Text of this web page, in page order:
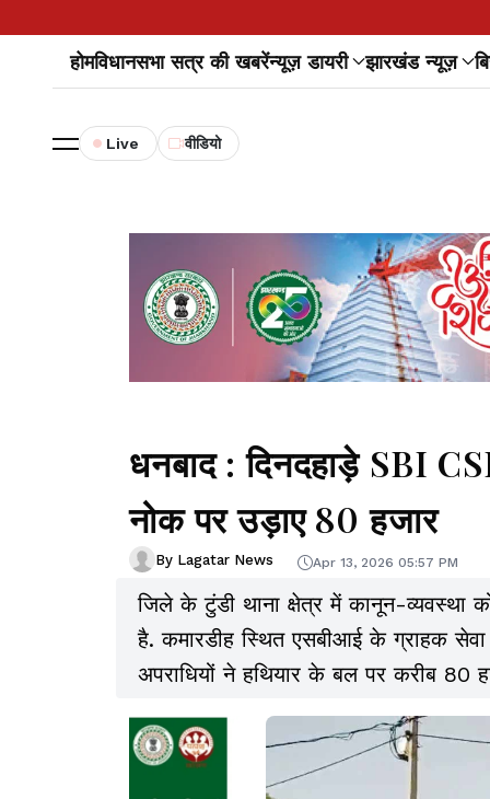
होमविधानसभा सत्र की खबरेंन्यूज़ डायरी झारखंड न्यूज़
Live वीडियो
धनबाद : दिनदहाड़े SBI
नोक पर उड़ाए 80 हजार
By Lagatar News Apr 13, 2026 05:57 PM
जिले के टुंडी थाना क्षेत्र में कानून-व्यवस्था
है. कमारडीह स्थित एसबीआई के ग्राहक
अपराधियों ने हथियार के बल पर करीब 80
हुई इस वारदात ने इलाके में दहशत का